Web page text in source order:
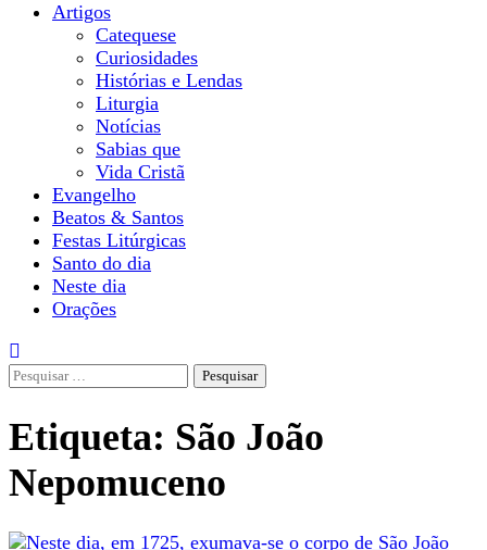
Artigos
Catequese
Curiosidades
Histórias e Lendas
Liturgia
Notícias
Sabias que
Vida Cristã
Evangelho
Beatos & Santos
Festas Litúrgicas
Santo do dia
Neste dia
Orações
Pesquisar
Etiqueta: São João
Nepomuceno